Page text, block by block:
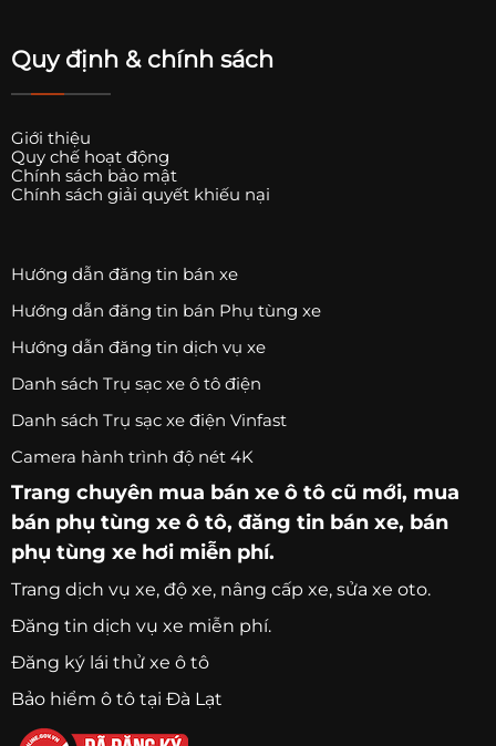
Quy định & chính sách
Giới thiệu
Quy chế hoạt động
Chính sách bảo mật
Chính sách giải quyết khiếu nại
Hướng dẫn đăng tin bán xe
Hướng dẫn đăng tin bán Phụ tùng xe
Hướng dẫn đăng tin dịch vụ xe
Danh sách Trụ sạc xe ô tô điện
Danh sách Trụ sạc xe điện Vinfast
Camera hành trình độ nét 4K
Trang chuyên mua bán xe ô tô cũ mới, mua
bán phụ tùng xe ô tô, đăng tin bán xe, bán
phụ tùng xe hơi miễn phí.
Trang dịch vụ xe, độ xe, nâng cấp xe, sửa xe oto.
Đăng tin dịch vụ xe miễn phí.
Đăng ký lái thử xe ô tô
Bảo hiểm ô tô tại Đà Lạt